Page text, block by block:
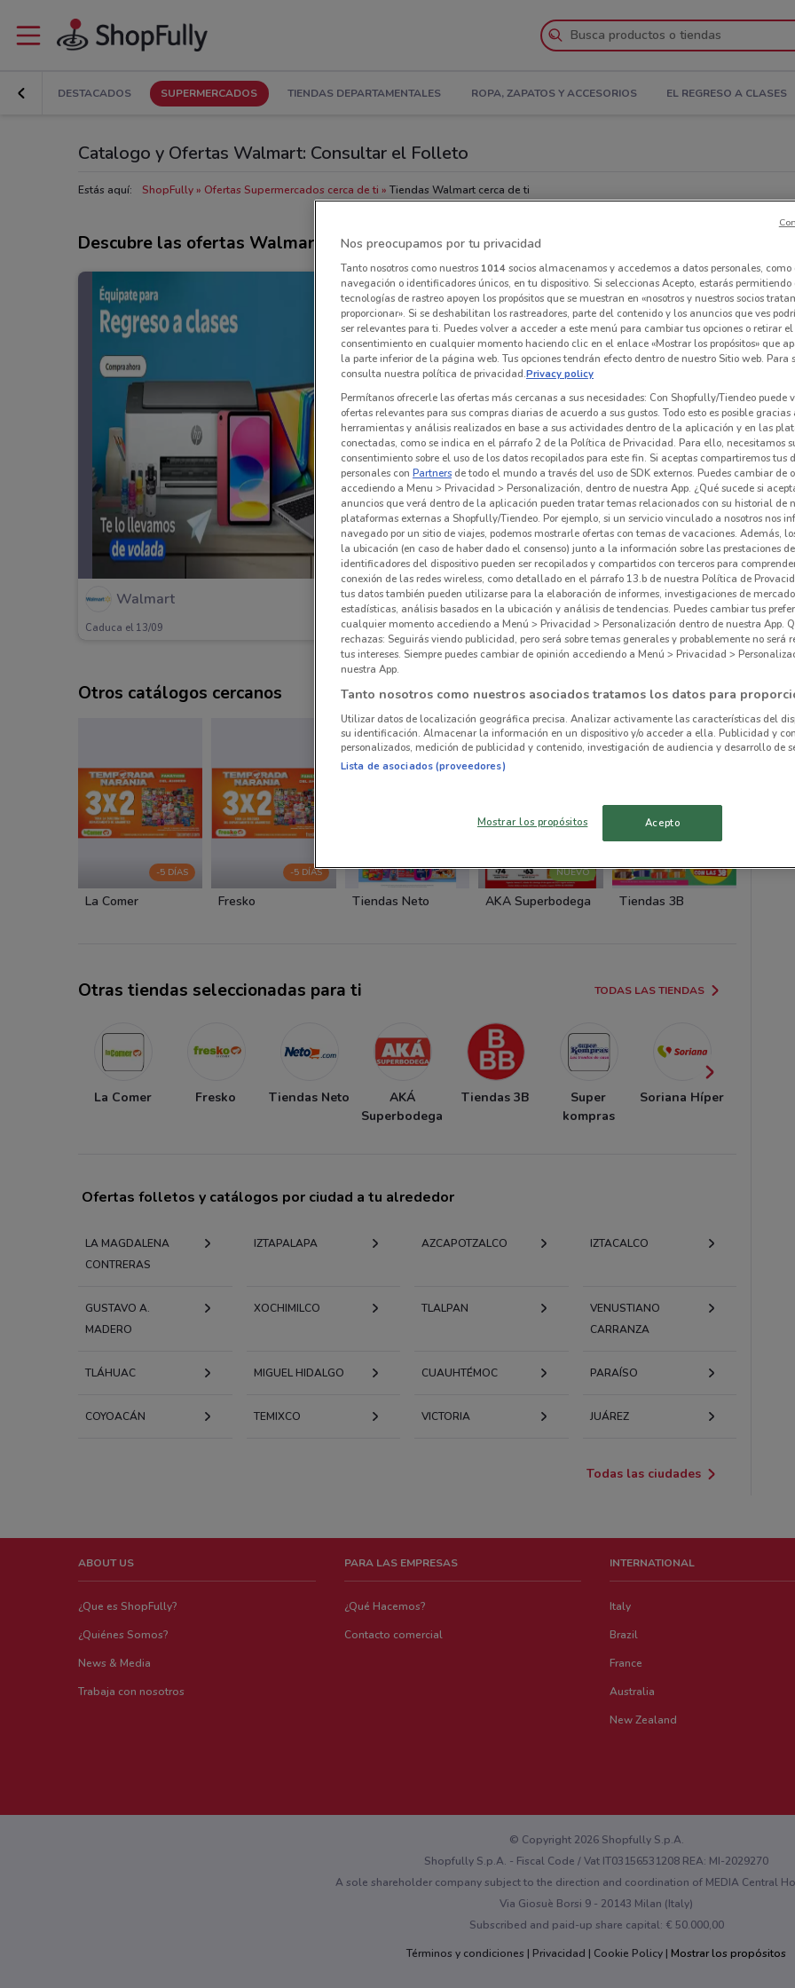
DESTACADOS SUPERMERCADOS TIENDAS DEPARTAMENTALES ROPA, ZAPATOS Y ACCESORIOS EL REGRESO A CLASES
Catalogo y Ofertas Walmart: Consultar el Folleto
Estás aquí: ShopFully Ofertas Supermercados cerca de ti Tiendas Walmart cerca de ti
Descubre las ofertas Walmart
Walmart
Caduca el 13/09 604 m
Otros catálogos cercanos
-5 DÍAS
La Comer
-5 DÍAS
Fresko Tiendas Neto
NUEVO
AKÁ Superbodega Tiendas 3B
Otras tiendas seleccionadas para ti TODAS LAS TIENDAS
La Comer Fresko Tiendas Neto
AKÁ
Superbodega
Tiendas 3B
Super
kompras
Soriana Híper
Ofertas folletos y catálogos por ciudad a tu alrededor
LA MAGDALENA
CONTRERAS
IZTAPALAPA AZCAPOTZALCO IZTACALCO
GUSTAVO A.
MADERO
XOCHIMILCO TLALPAN
VENUSTIANO
CARRANZA
TLÁHUAC MIGUEL HIDALGO CUAUHTÉMOC PARAÍSO
COYOACÁN TEMIXCO VICTORIA JUÁREZ
Todas las ciudades
ABOUT US
¿Que es ShopFully?
¿Quiénes Somos?
News & Media
Trabaja con nosotros
PARA LAS EMPRESAS
¿Qué Hacemos?
Contacto comercial
INTERNATIONAL
Italy
Brazil
France
Australia
New Zealand
© Copyright 2026 Shopfully S.p.A.
Shopfully S.p.A. - Fiscal Code / Vat IT03156531208 REA: MI-2029270
A sole shareholder company subject to the direction and coordination of MEDIA Central
Via Giosuè Borsi 9 - 20143 Milan (Italy)
Subscribed and paid-up share capital: € 50.000,00
Términos y condiciones
Privacidad Cookie Policy Mostrar los propósitos
Nos preocupamos por tu privacidad
Tanto nosotros como nuestros 1014socios almacenamos y accedemos a datos personales, como
navegación o identificadores únicos, en tu dispositivo. Si seleccionas Acepto, estarás
tecnologías de rastreo apoyen los propósitos que se muestran en «nosotros y nuestros socios
proporcionar». Si se deshabilitan los rastreadores, parte del contenido y los anuncios que ves
ser relevantes para ti. Puedes volver a acceder a este menú para cambiar tus opciones o retirar el
consentimiento en cualquier momento haciendo clic en el enlace «Mostrar los propósitos» que
la parte inferior de la página web. Tus opciones tendrán efecto dentro de nuestro Sitio web. Para
consulta nuestra política de privacidad.Privacy policy
Permítanos ofrecerle las ofertas más cercanas a sus necesidades: Con Shopfully/Tiendeo puede
ofertas relevantes para sus compras diarias de acuerdo a sus gustos. Todo esto es posible gracias
herramientas y análisis realizados en base a sus actividades dentro de la aplicación y en las
conectadas, como se indica en el párrafo 2 de la Política de Privacidad. Para ello, necesitamos
consentimiento sobre el uso de los datos recopilados para este fin. Si aceptas compartiremos tus
personales con Partners de todo el mundo a través del uso de SDK externos. Puedes cambiar de
accediendo a Menu > Privacidad > Personalización, dentro de nuestra App. ¿Qué sucede si
anuncios que verá dentro de la aplicación pueden tratar temas relacionados con su historial de
plataformas externas a Shopfully/Tiendeo. Por ejemplo, si un servicio vinculado a nosotros nos
navegado por un sitio de viajes, podemos mostrarle ofertas con temas de vacaciones. Además,
la ubicación (en caso de haber dado el consenso) junto a la información sobre las prestaciones
identificadores del dispositivo pueden ser recopilados y compartidos con terceros para
conexión de las redes wireless, como detallado en el párrafo 13.b de nuestra Política de
tus datos también pueden utilizarse para la elaboración de informes, investigaciones de
estadísticas, análisis basados en la ubicación y análisis de tendencias. Puedes cambiar tus
cualquier momento accediendo a Menú > Privacidad > Personalización dentro de nuestra App.
rechazas: Seguirás viendo publicidad, pero será sobre temas generales y probablemente no será
tus intereses. Siempre puedes cambiar de opinión accediendo a Menú > Privacidad >
nuestra App.
Tanto nosotros como nuestros asociados tratamos los datos para
Utilizar datos de localización geográfica precisa. Analizar activamente las características del
su identificación. Almacenar la información en un dispositivo y/o acceder a ella. Publicidad y
personalizados, medición de publicidad y contenido, investigación de audiencia y desarrollo de
Lista de asociados (proveedores)
Mostrar los propósitos Acepto